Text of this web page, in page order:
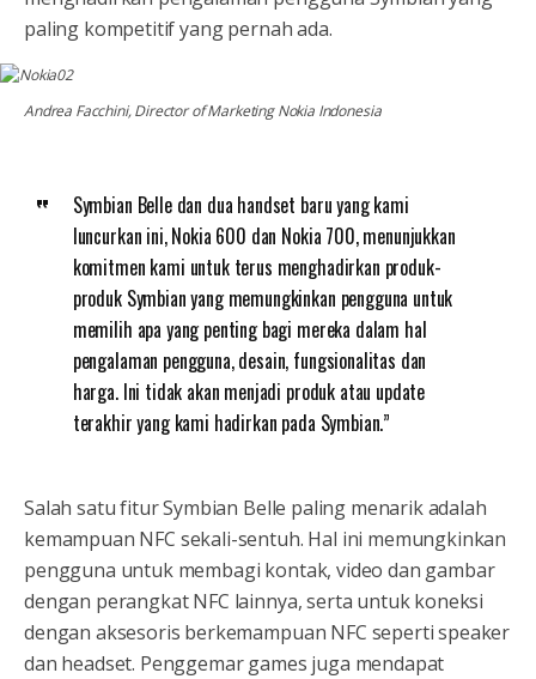
paling kompetitif yang pernah ada.
Andrea Facchini, Director of Marketing Nokia Indonesia
Symbian Belle dan dua handset baru yang kami
luncurkan ini, Nokia 600 dan Nokia 700, menunjukkan
komitmen kami untuk terus menghadirkan produk-
produk Symbian yang memungkinkan pengguna untuk
memilih apa yang penting bagi mereka dalam hal
pengalaman pengguna, desain, fungsionalitas dan
harga. Ini tidak akan menjadi produk atau update
terakhir yang kami hadirkan pada Symbian.”
Salah satu fitur Symbian Belle paling menarik adalah
kemampuan NFC sekali-sentuh. Hal ini memungkinkan
pengguna untuk membagi kontak, video dan gambar
dengan perangkat NFC lainnya, serta untuk koneksi
dengan aksesoris berkemampuan NFC seperti speaker
dan headset. Penggemar games juga mendapat